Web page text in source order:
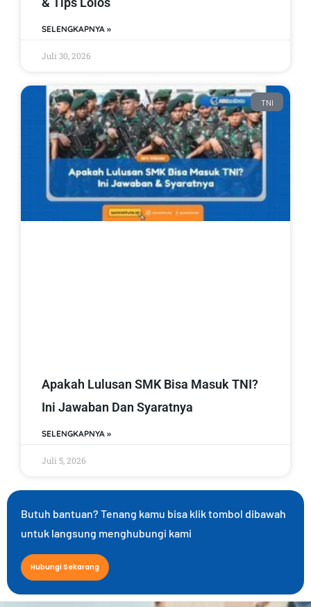
SELENGKAPNYA »
Juli 30, 2026
TNI
Apakah Lulusan SMK Bisa Masuk TNI?
Ini Jawaban Dan Syaratnya
SELENGKAPNYA »
Juli 5, 2026
Butuh bantuan? Tenang kamu bisa klik tombol dibawah
untuk langsung menghubungi kami
Hubungi Sekarang